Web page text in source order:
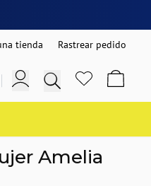
tienda Rastrear pedido
Amelia